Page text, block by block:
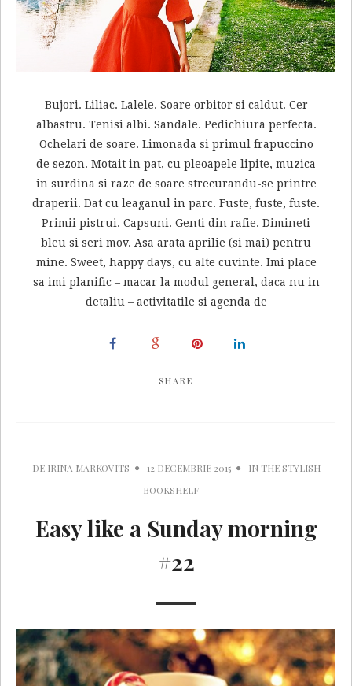
Bujori. Liliac. Lalele. Soare orbitor si caldut. Cer
albastru. Tenisi albi. Sandale. Pedichiura perfecta.
Ochelari de soare. Limonada si primul frapuccino
de sezon. Motait in pat, cu pleoapele lipite, muzica
in surdina si raze de soare strecurandu-se printre
draperii. Dat cu leaganul in parc. Fuste, fuste, fuste.
Primii pistrui. Capsuni. Genti din rafie. Dimineti
bleu si seri mov. Asa arata aprilie (si mai) pentru
mine. Sweet, happy days, cu alte cuvinte. Imi place
sa imi planific – macar la modul general, daca nu in
detaliu – activitatile si agenda de
SHARE
DE IRINA MARKOVITS 12 DECEMBRIE 2015 INTHE STYLISH
BOOKSHELF
Easy like a Sunday morning
#22